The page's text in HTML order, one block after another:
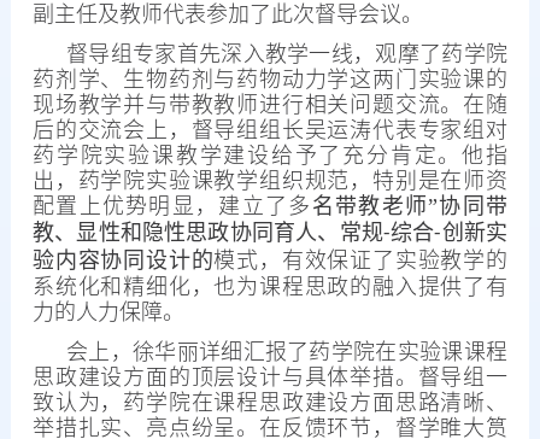
副主任及教师代表参加了此次督导会议。
督导组专家首先深入教学一线，观摩了药学院
药剂学、生物药剂与药物动力学这两门实验课的
现场教学并与带教教师进行相关问题交流。在随
后的交流会上，督导组组长吴运涛代表专家组对
药学院实验课教学建设给予了充分肯定。他指
出，药学院实验课教学组织规范，特别是在师资
配置上优势明显，建立了多 名带教老师”协同带
教、显性和隐性思政协同育人、常规-综合-创新实
验内容协同设计的模式，有效保证了实验教学的
系统化和精细化，也为课程思政的融入提供了有
力的人力保障。
会上，徐华丽详细汇报了药学院在实验课课程
思政建设方面的顶层设计与具体举措。督导组一
致认为，药学院在课程思政建设方面思路清晰、
举措扎实、亮点纷呈。在反馈环节，督学睢大筼